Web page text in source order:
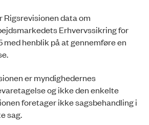
Rigsrevisionen data om
Erhvervssikring for
henblik på at gennemføre en
er myndighedernes
og ikke den enkelte
foretager ikke sagsbehandling i
sag.